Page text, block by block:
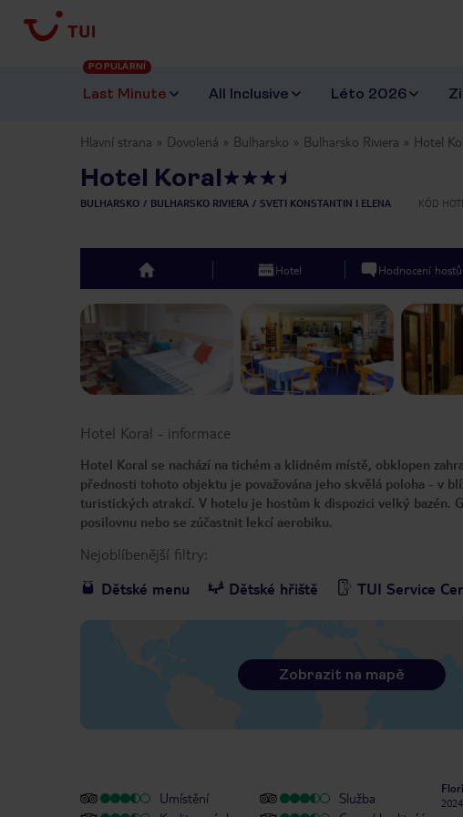
Last Minute
POPULÁRNÍ
All Inclusive Léto 2026
Hlavní strana Dovolená Bulharsko Bulharsko Riviera Hotel
Hotel Koral
BULHARSKO BULHARSKO RIVIERA SVETI KONSTANTIN I ELENA KÓD
top Hotel Hodnocení hostů
Hotel Koral - informace
Hotel Koral se nachází na tichém a klidném místě, obklopen
přednosti tohoto objektu je považována jeho skvělá poloha - v
turistických atrakcí. V hotelu je hostům k dispozici velký
posilovnu nebo se zúčastnit lekcí aerobiku.
Nejoblíbenější filtry:
Dětské menu
Dětské hřiště TUI Service
Zobrazit na mapě
Umístění
Služba